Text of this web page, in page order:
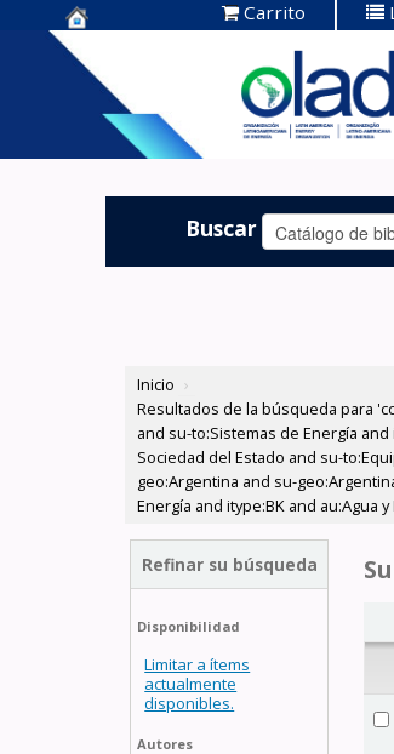
Centro de
Documentación
OLADE -
Carrito
Buscar
Inicio ›
Resultados de la búsqueda para
and su-to:Sistemas de Energía
Sociedad del Estado and su-
geo:Argentina and su-
Energía and itype:BK and au:Agua
Refinar su búsqueda
Disponibilidad
Limitar a ítems
actualmente
disponibles.
Autores